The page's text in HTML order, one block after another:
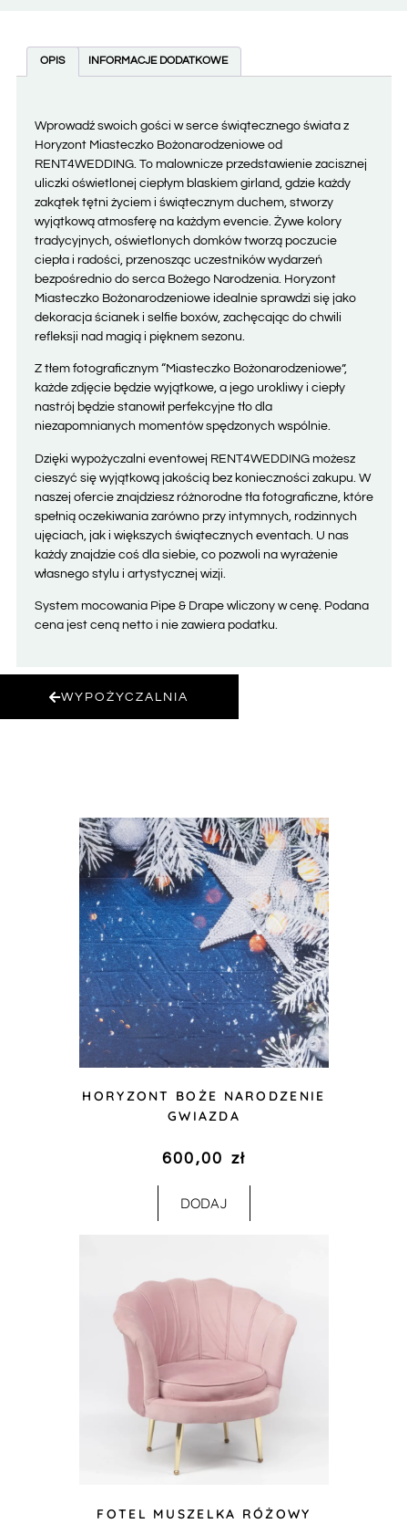
OPIS INFORMACJE DODATKOWE
Wprowadź swoich gości w serce świątecznego świata z
Horyzont Miasteczko Bożonarodzeniowe od
RENT4WEDDING. To malownicze przedstawienie zacisznej
uliczki oświetlonej ciepłym blaskiem girland, gdzie każdy
zakątek tętni życiem i świątecznym duchem, stworzy
wyjątkową atmosferę na każdym evencie. Żywe kolory
tradycyjnych, oświetlonych domków tworzą poczucie
ciepła i radości, przenosząc uczestników wydarzeń
bezpośrednio do serca Bożego Narodzenia. Horyzont
Miasteczko Bożonarodzeniowe idealnie sprawdzi się jako
dekoracja ścianek i selfie boxów, zachęcając do chwili
refleksji nad magią i pięknem sezonu.
Z tłem fotograficznym “Miasteczko Bożonarodzeniowe”,
każde zdjęcie będzie wyjątkowe, a jego urokliwy i ciepły
nastrój będzie stanowił perfekcyjne tło dla
niezapomnianych momentów spędzonych wspólnie.
Dzięki wypożyczalni eventowej RENT4WEDDING możesz
cieszyć się wyjątkową jakością bez konieczności zakupu. W
naszej ofercie znajdziesz różnorodne tła fotograficzne, które
spełnią oczekiwania zarówno przy intymnych, rodzinnych
ujęciach, jak i większych świątecznych eventach. U nas
każdy znajdzie coś dla siebie, co pozwoli na wyrażenie
własnego stylu i artystycznej wizji.
System mocowania Pipe & Drape wliczony w cenę. Podana
cena jest ceną netto i nie zawiera podatku.
WYPOŻYCZALNIA
HORYZONT BOŻE NARODZENIE
GWIAZDA
600,00 zł
DODAJ
FOTEL MUSZELKA RÓŻOWY